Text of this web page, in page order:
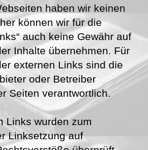
haben wir keinen
können wir für die
auch keine Gewähr auf
Inhalte übernehmen. Für
externen Links sind die
oder Betreiber
Seiten verantwortlich.
Links wurden zum
Linksetzung auf